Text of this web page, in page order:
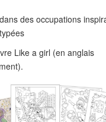
des occupations
Like a girl (en anglais